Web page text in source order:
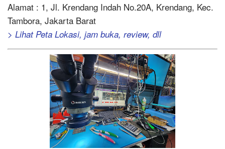
Alamat : 1, Jl. Krendang Indah No.20A, Krendang, Kec.
Tambora, Jakarta Barat
> Lihat Peta Lokasi, jam buka, review, dll